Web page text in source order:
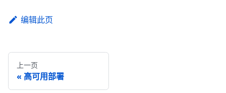
编辑此页
上一页
高可用部署